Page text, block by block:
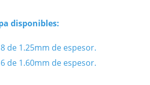
disponibles:
de 1.25mm de espesor.
de 1.60mm de espesor.